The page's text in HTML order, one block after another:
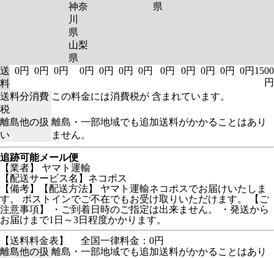
神奈
川
県
山梨
県
県
送
料
0円 0円 0円 0円 0円 0円 0円 0円 0円 0円 0円 0円 1500
円
送料分消費
税
この料金には消費税が 含まれています。
離島他の扱
い
離島・一部地域でも追加送料がかかることはあり
ません。
追跡可能メール便
【業者】 ヤマト運輸
【配送サービス名】ネコポス
【備考】【配送方法】 ヤマト運輸ネコポスでお届けいたしま
す。 ポストインでご不在でもお受け取りいただけます。 【ご
注意事項】 ・ご到着日時のご指定は出来ません。 ・発送から
お届けまで1日～3日程度かかります。
【送料料金表】
全国一律料金：0円
離島他の扱 離島・一部地域でも追加送料がかかることはあり